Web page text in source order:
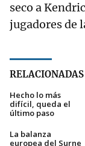
seco a
jugadores de
RELACIONADAS
Hecho lo más
difícil, queda el
último paso
La balanza
europea del Surne